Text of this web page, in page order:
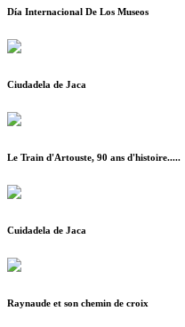
Día Internacional De Los Museos
Ciudadela de Jaca
Le Train d'Artouste, 90 ans d'histoire.....
Cuidadela de Jaca
Raynaude et son chemin de croix